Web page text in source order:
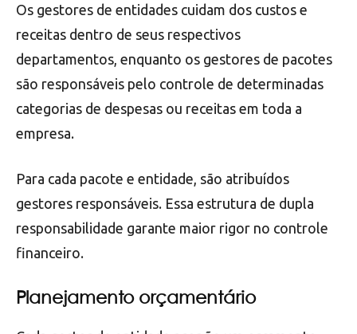
Os gestores de entidades cuidam dos custos e
receitas dentro de seus respectivos
departamentos, enquanto os gestores de pacotes
são responsáveis pelo controle de determinadas
categorias de despesas ou receitas em toda a
empresa.
Para cada pacote e entidade, são atribuídos
gestores responsáveis. Essa estrutura de dupla
responsabilidade garante maior rigor no controle
financeiro.
Planejamento orçamentário